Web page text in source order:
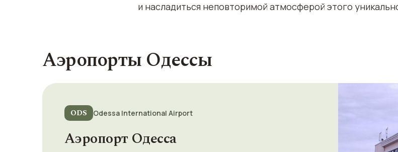
и насладиться неповторимой атмосферой этого
Аэропорты Одессы
ODS Odessa International Airport
Аэропорт Одесса